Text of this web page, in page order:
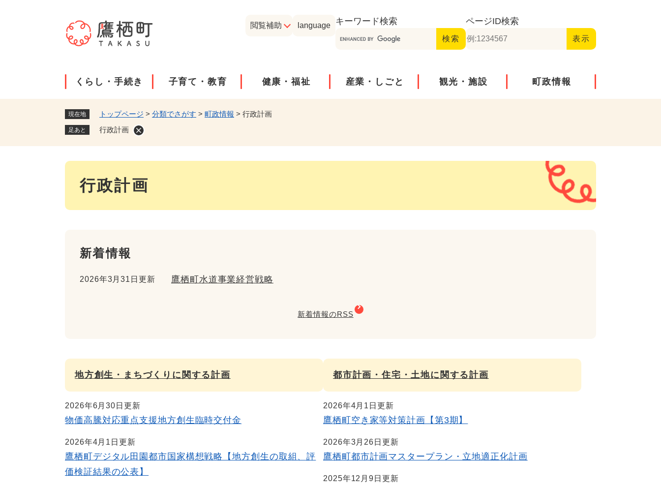
。
閲覧補助 language キーワード検索 ページID検索
くらし・手続き 子育て・教育 健康・福祉 産業・しごと 観光・施設 町政情報
現在地 トップページ > 分類でさがす > 町政情報 > 行政計画
足あと 行政計画
行政計画
新着情報
2026年3月31日更新 鷹栖町水道事業経営戦略
新着情報のRSS
地方創生・まちづくりに関する計画
2026年6月30日更新
物価高騰対応重点支援地方創生臨時交付金
2026年4月1日更新
鷹栖町デジタル田園都市国家構想戦略【地方創生の取組、評
価検証結果の公表】
都市計画・住宅・土地に関する計画
2026年4月1日更新
鷹栖町空き家等対策計画【第3期】
2026年3月26日更新
鷹栖町都市計画マスタープラン・立地適正化計画
2025年12月9日更新